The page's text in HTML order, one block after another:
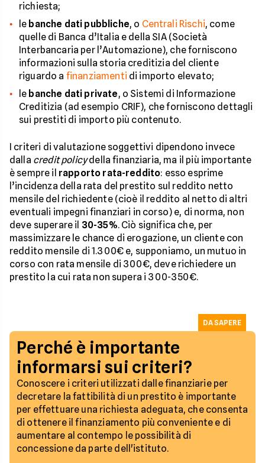
richiesta;
le banche dati pubbliche, o Centrali Rischi, come
quelle di Banca d’Italia e della SIA (Società
Interbancaria per l’Automazione), che forniscono
informazioni sulla storia creditizia del cliente
riguardo a finanziamenti di importo elevato;
le banche dati private, o Sistemi di Informazione
Creditizia (ad esempio CRIF), che forniscono dettagli
sui prestiti di importo più contenuto.
I criteri di valutazione soggettivi dipendono invece
dalla credit policydella finanziaria, ma il più importante
è sempre il rapporto rata-reddito: esso esprime
l’incidenza della rata del prestito sul reddito netto
mensile del richiedente (cioè il reddito al netto di altri
eventuali impegni finanziari in corso) e, di norma, non
deve superare il 30-35%. Ciò significa che, per
massimizzare le chance di erogazione, un cliente con
reddito mensile di 1.300€ e, supponiamo, un mutuo in
corso con rata mensile di 300€, deve richiedere un
prestito la cui rata non supera i 300-350€.
Perché è importante
informarsi sui criteri?
Conoscere i criteri utilizzati dalle finanziarie per
decretare la fattibilità di un prestito è importante
per effettuare una richiesta adeguata, che consenta
di ottenere il finanziamento più conveniente e di
aumentare al contempo le possibilità di
concessione da parte dell'istituto.
DA SAPERE